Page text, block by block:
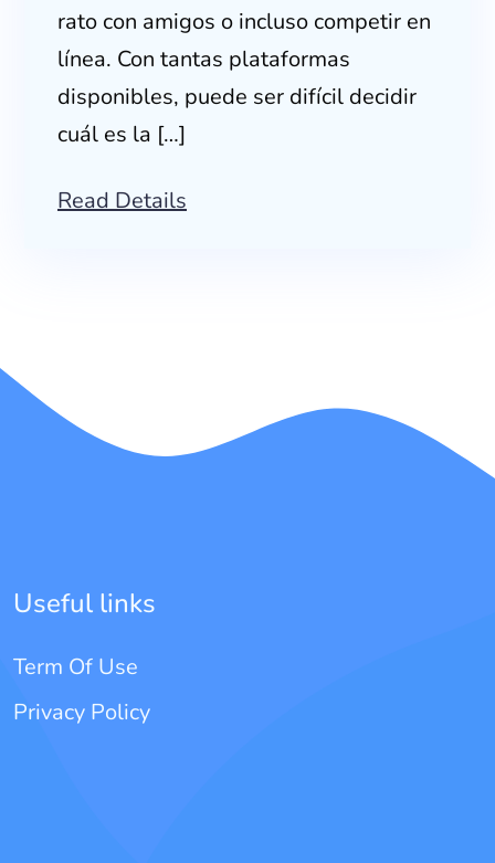
rato con amigos o incluso competir en
línea. Con tantas plataformas
disponibles, puede ser difícil decidir
cuál es la […]
Read Details
Useful links
Term Of Use
Privacy Policy